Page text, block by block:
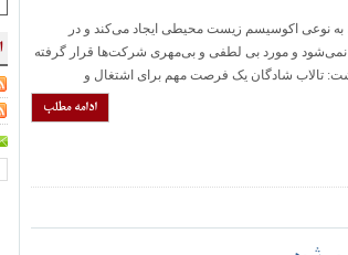
نوعی اکوسیسم زیست محیطی ایجاد می‌کند و در
نمی‌شود و مورد بی لطفی و بی‌مهری شرکت‌ها قرار گرفته
تالاب شادگان یک فرصت مهم برای اشتغال و
ادامه مطلب